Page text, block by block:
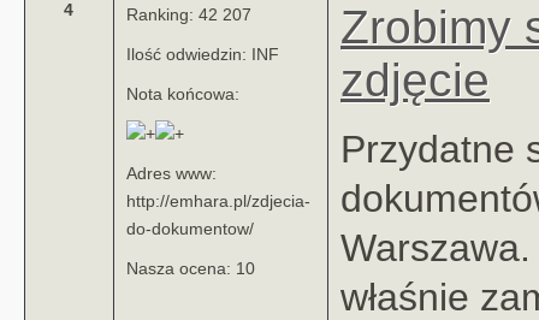
4 Ranking: 42 207
Ilość odwiedzin: INF
Nota końcowa:
Adres www:
http://emhara.pl/zdjecia-
do-dokumentow/
Nasza ocena: 10
Zrobimy
zdjęcie
Przydatne
właśnie